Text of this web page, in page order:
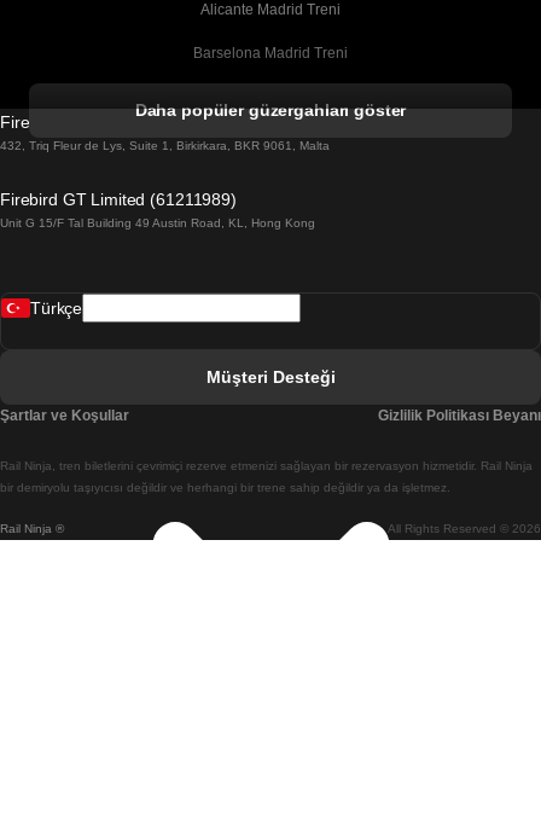
Alicante Madrid Treni
Barselona Madrid Treni
Barselona Sevilla Treni
Belfast Dublin Treni
Budapeşte Viyana Treni
Busan Cheonan(Asan) Treni
Daha popüler güzergahları göster
Firebird GT Limited (OC 1451)
432, Triq Fleur de Lys, Suite 1, Birkirkara, BKR 9061, Malta
Firebird GT Limited (61211989)
Unit G 15/F Tal Building 49 Austin Road, KL, Hong Kong
Rail Ninja ® All Rights Reserved © 2026
Rail Ninja, tren biletlerini çevrimiçi rezerve etmenizi sağlayan bir rezervasyon hizmetidir. Rail Ninja
bir demiryolu taşıyıcısı değildir ve herhangi bir trene sahip değildir ya da işletmez.
Türkçe
Müşteri Desteği
Şartlar ve Koşullar Gizlilik Politikası Beyanı